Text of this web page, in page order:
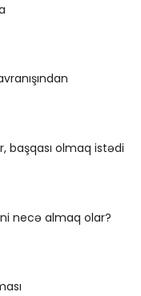
başqası olmaq istədi
necə almaq olar?